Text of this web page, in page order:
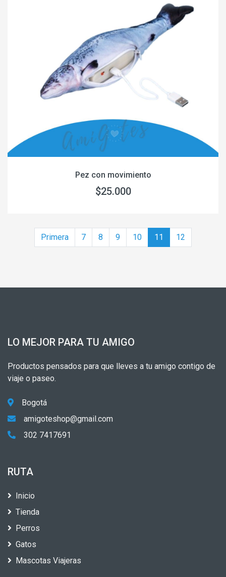
Pez con movimiento
$25.000
Primera 7 8 9 10 11 12
LO MEJOR PARA TU AMIGO
Productos pensados para que lleves a tu amigo contigo de
viaje o paseo.
Bogotá
amigoteshop@gmail.com
302 7417691
RUTA
Inicio
Tienda
Perros
Gatos
Mascotas Viajeras